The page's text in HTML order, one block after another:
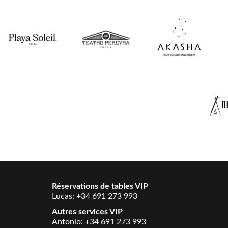
Réservations de tables VIP
Lucas: +34 691 273 993
Autres services VIP
Antonio: +34 691 273 993